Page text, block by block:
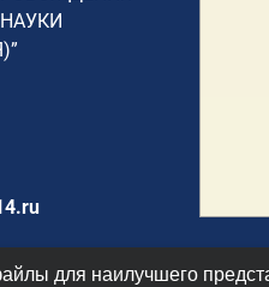
для наилучшего